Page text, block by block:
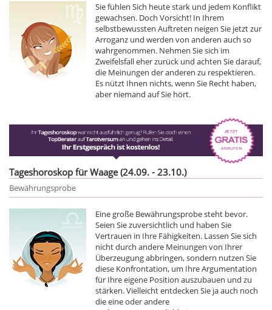
Sie fühlen Sich heute stark und jedem Konflikt
gewachsen. Doch Vorsicht! In Ihrem
selbstbewussten Auftreten neigen Sie jetzt zur
Arroganz und werden von anderen auch so
wahrgenommen. Nehmen Sie sich im
Zweifelsfall eher zurück und achten Sie darauf,
die Meinungen der anderen zu respektieren.
Es nützt Ihnen nichts, wenn Sie Recht haben,
aber niemand auf Sie hört.
Tageshoroskop für Waage (24.09. - 23.10.)
Bewährungsprobe
Eine große Bewährungsprobe steht bevor.
Seien Sie zuversichtlich und haben Sie
Vertrauen in Ihre Fähigkeiten. Lassen Sie sich
nicht durch andere Meinungen von Ihrer
Überzeugung abbringen, sondern nutzen Sie
diese Konfrontation, um Ihre Argumentation
für Ihre eigene Position auszubauen und zu
stärken. Vielleicht entdecken Sie ja auch noch
die eine oder andere